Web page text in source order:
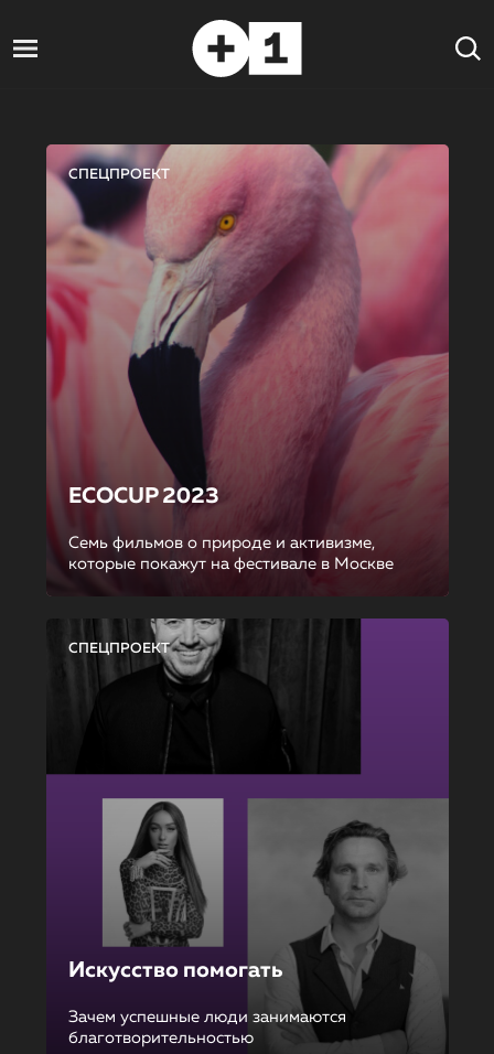
СПЕЦПРОЕКТ
ECOCUP 2023
Семь фильмов о природе и активизме,
которые покажут на фестивале в Москве
СПЕЦПРОЕКТ
Искусство помогать
Зачем успешные люди занимаются
благотворительностью